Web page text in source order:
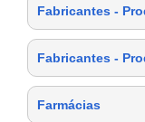
Fabricantes -
Fabricantes -
Farmácias